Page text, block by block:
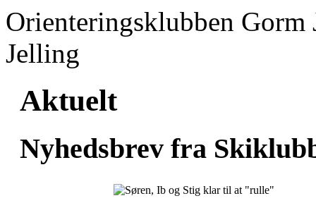
Orienteringsklubben
Jelling
Aktuelt
Nyhedsbrev fra